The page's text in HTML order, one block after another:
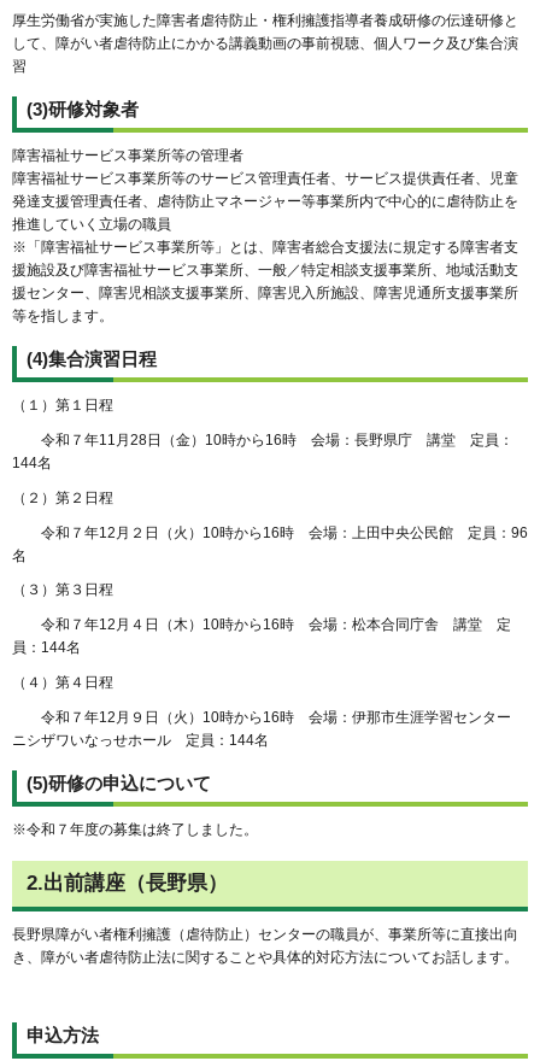
厚生労働省が実施した障害者虐待防止・権利擁護指導者養成研修の伝達研修と
して、障がい者虐待防止にかかる講義動画の事前視聴、個人ワーク及び集合演
習
(3)研修対象者
障害福祉サービス事業所等の管理者
障害福祉サービス事業所等のサービス管理責任者、サービス提供責任者、児童
発達支援管理責任者、虐待防止マネージャー等事業所内で中心的に虐待防止を
推進していく立場の職員
※「障害福祉サービス事業所等」とは、障害者総合支援法に規定する障害者支
援施設及び障害福祉サービス事業所、一般／特定相談支援事業所、地域活動支
援センター、障害児相談支援事業所、障害児入所施設、障害児通所支援事業所
等を指します。
(4)集合演習日程
（１）第１日程
令和７年11月28日（金）10時から16時 会場：長野県庁 講堂 定員：
144名
（２）第２日程
令和７年12月２日（火）10時から16時 会場：上田中央公民館 定員：96
名
（３）第３日程
令和７年12月４日（木）10時から16時 会場：松本合同庁舎 講堂 定
員：144名
（４）第４日程
令和７年12月９日（火）10時から16時 会場：伊那市生涯学習センター
ニシザワいなっせホール 定員：144名
(5)研修の申込について
※令和７年度の募集は終了しました。
2.出前講座（長野県）
長野県障がい者権利擁護（虐待防止）センターの職員が、事業所等に直接出向
き、障がい者虐待防止法に関することや具体的対応方法についてお話します。
申込方法